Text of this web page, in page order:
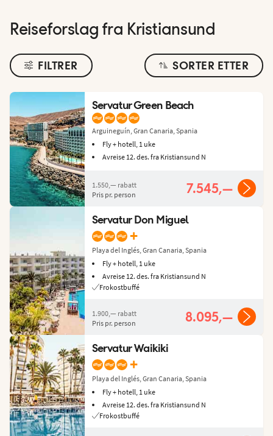
Reiseforslag fra Kristiansund
FILTRER SORTER ETTER
Servatur Green Beach
Arguineguín, Gran Canaria, Spania
Fly + hotell, 1 uke
Avreise 12. des. fra Kristiansund N
1.550,— rabatt
Pris pr. person
7.545,—
Servatur Don Miguel
+
Playa del Inglés, Gran Canaria, Spania
Fly + hotell, 1 uke
Avreise 12. des. fra Kristiansund N
Frokostbuffé
1.900,— rabatt
Pris pr. person
8.095,—
Servatur Waikiki
+
Playa del Inglés, Gran Canaria, Spania
Fly + hotell, 1 uke
Avreise 12. des. fra Kristiansund N
Frokostbuffé